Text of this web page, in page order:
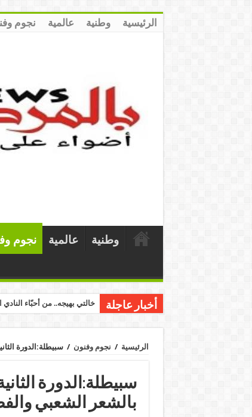
الرئيسية وطنية عالمية نجوم
وطنية عالمية نجوم
أخبار عاجلة خالتي بهيجه.. من أحبّاء
الرئيسية / نجوم وفنون / سبيطلة:الدورة
سبيطلة:الدورة
بالشعر الشعبي